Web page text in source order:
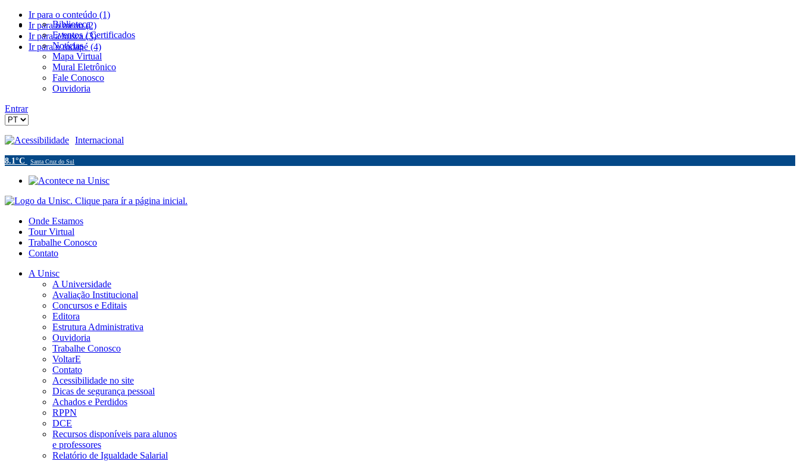
Ir para o conteúdo (1)
Ir para o menu (2)
Ir para a busca (3)
Ir para o rodapé (4)
Biblioteca
Eventos / Certificados
Notícias
Mapa Virtual
Mural Eletrônico
Fale Conosco
Ouvidoria
Entrar
Acessibilidade Internacional
8.1°C Santa Cruz do Sul
Onde Estamos
Tour Virtual
Trabalhe Conosco
Contato
A Unisc
A Universidade
Avaliação Institucional
Concursos e Editais
Editora
Estrutura Administrativa
Ouvidoria
Trabalhe Conosco
VoltarE
Contato
Acessibilidade no site
Dicas de segurança pessoal
Achados e Perdidos
RPPN
DCE
Recursos disponíveis para alunos
e professores
Relatório de Igualdade Salarial